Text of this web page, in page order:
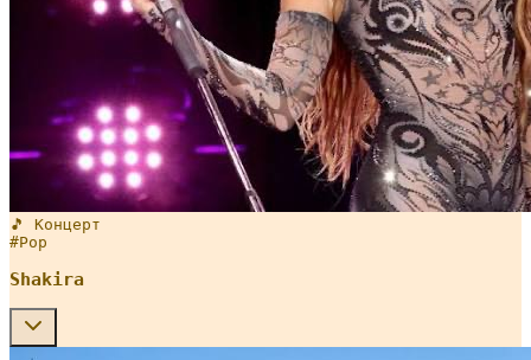
🎵 Концерт
#Pop
Shakira